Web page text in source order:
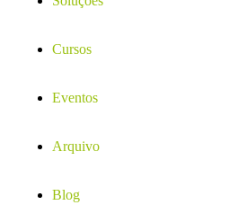
Cursos
Eventos
Arquivo
Blog